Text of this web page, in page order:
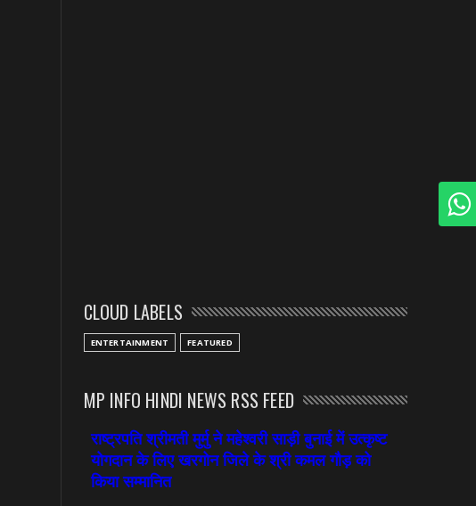
CLOUD LABELS
ENTERTAINMENT FEATURED
MP INFO HINDI NEWS RSS FEED